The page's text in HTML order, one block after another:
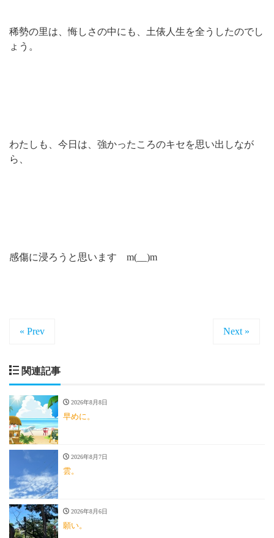
稀勢の里は、悔しさの中にも、土俵人生を全うしたのでし
ょう。
わたしも、今日は、強かったころのキセを思い出しなが
ら、
感傷に浸ろうと思います m(__)m
« Prev Next »
関連記事
2026年8月8日
早めに。
2026年8月7日
雲。
2026年8月6日
願い。